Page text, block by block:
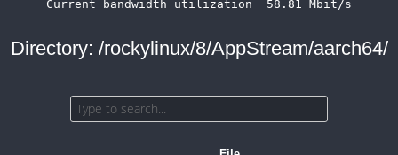
Directory: /rockylinux/8/AppStream/aarch64/